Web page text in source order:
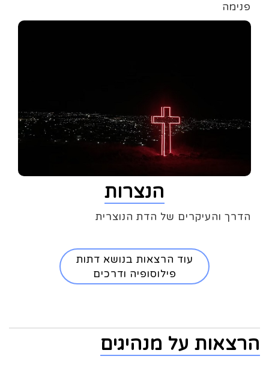
פנימה
הנצרות
הדרך והעיקרים של הדת הנוצרית
עוד הרצאות בנושא דתות
פילוסופיה ודרכים
הרצאות על מנהיגים